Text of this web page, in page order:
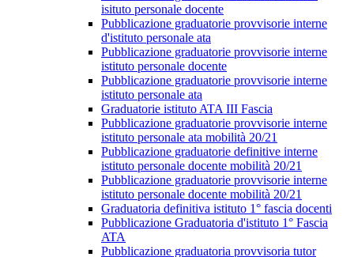
isituto personale docente
Pubblicazione graduatorie provvisorie interne
d'istituto personale ata
Pubblicazione graduatorie provvisorie interne
istituto personale docente
Pubblicazione graduatorie provvisorie interne
istituto personale ata
Graduatorie istituto ATA III Fascia
Pubblicazione graduatorie provvisorie interne
istituto personale ata mobilità 20/21
Pubblicazione graduatorie definitive interne
istituto personale docente mobilità 20/21
Pubblicazione graduatorie provvisorie interne
istituto personale docente mobilità 20/21
Graduatoria definitiva istituto 1° fascia docenti
Pubblicazione Graduatoria d'istituto 1° Fascia
ATA
Pubblicazione graduatoria provvisoria tutor